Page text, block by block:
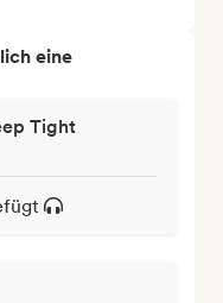
eine
Tight